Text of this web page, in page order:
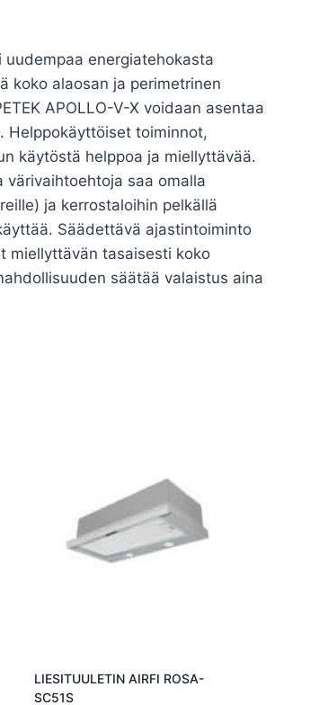
energiatehokasta
koko alaosan ja perimetrinen
APOLLO-V-X voidaan asentaa
Helppokäyttöiset toiminnot,
käytöstä helppoa ja miellyttävää.
värivaihtoehtoja saa omalla
ja kerrostaloihin pelkällä
Säädettävä ajastintoiminto
miellyttävän tasaisesti koko
säätää valaistus aina
LIESITUULETIN AIRFI ROSA-
SC51S